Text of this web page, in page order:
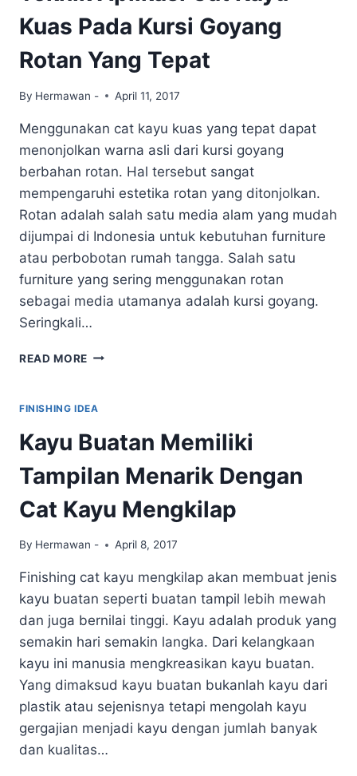
MENINGGALKAN
BRUSH
MARK
Kuas Pada Kursi Goyang
Rotan Yang Tepat
By Hermawan - April 11, 2017
Menggunakan cat kayu kuas yang tepat dapat
menonjolkan warna asli dari kursi goyang
berbahan rotan. Hal tersebut sangat
mempengaruhi estetika rotan yang ditonjolkan.
Rotan adalah salah satu media alam yang mudah
dijumpai di Indonesia untuk kebutuhan furniture
atau perbobotan rumah tangga. Salah satu
furniture yang sering menggunakan rotan
sebagai media utamanya adalah kursi goyang.
Seringkali…
READ MORE TEKNIK
KAYU
PADA
KURSI
GOYANG
ROTAN
YANG
TEPAT
FINISHING IDEA
Kayu Buatan Memiliki
Tampilan Menarik Dengan
Cat Kayu Mengkilap
By Hermawan - April 8, 2017
Finishing cat kayu mengkilap akan membuat jenis
kayu buatan seperti buatan tampil lebih mewah
dan juga bernilai tinggi. Kayu adalah produk yang
semakin hari semakin langka. Dari kelangkaan
kayu ini manusia mengkreasikan kayu buatan.
Yang dimaksud kayu buatan bukanlah kayu dari
plastik atau sejenisnya tetapi mengolah kayu
gergajian menjadi kayu dengan jumlah banyak
dan kualitas…